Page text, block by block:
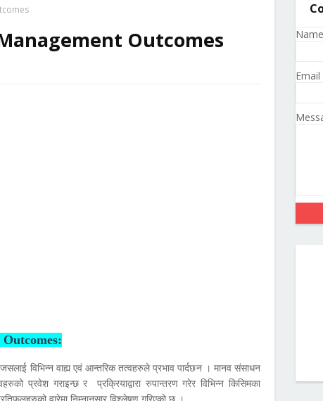
Outcomes
विभिन्न वाह्य एवं आन्तरिक तत्वहरुले प्रभाव पार्दछन । मानव संसाधन
प्रवेश गराइन्छ र प्रक्रियाद्वारा रुपान्तरण गरेर विभिन्न किसिमका
Name
Email